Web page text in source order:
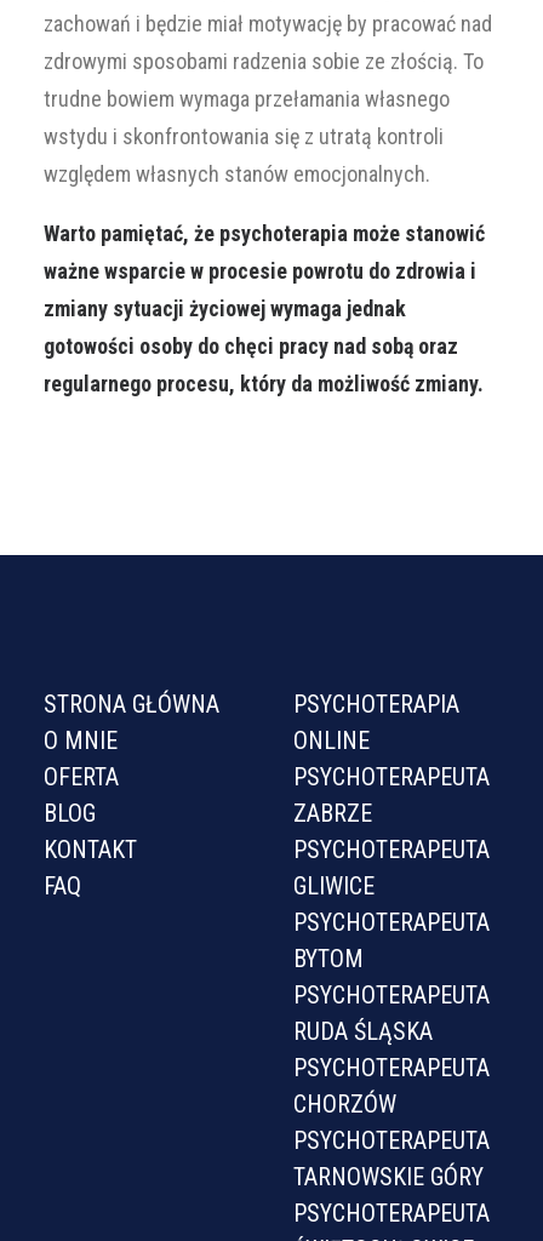
zachowań i będzie miał motywację by pracować nad
zdrowymi sposobami radzenia sobie ze złością. To
trudne bowiem wymaga przełamania własnego
wstydu i skonfrontowania się z utratą kontroli
względem własnych stanów emocjonalnych.
Warto pamiętać, że psychoterapia może stanowić
ważne wsparcie w procesie powrotu do zdrowia i
zmiany sytuacji życiowej wymaga jednak
gotowości osoby do chęci pracy nad sobą oraz
regularnego procesu, który da możliwość zmiany.
STRONA GŁÓWNA
O MNIE
OFERTA
BLOG
KONTAKT
FAQ
PSYCHOTERAPIA
ONLINE
PSYCHOTERAPEUTA
ZABRZE
PSYCHOTERAPEUTA
GLIWICE
PSYCHOTERAPEUTA
BYTOM
PSYCHOTERAPEUTA
RUDA ŚLĄSKA
PSYCHOTERAPEUTA
CHORZÓW
PSYCHOTERAPEUTA
TARNOWSKIE GÓRY
PSYCHOTERAPEUTA